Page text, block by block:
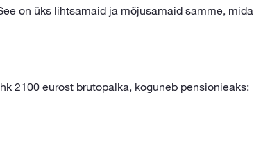
on üks lihtsamaid ja mõjusamaid samme, mida
2100 eurost brutopalka, koguneb pensionieaks: